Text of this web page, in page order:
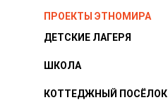
ПРОЕКТЫ ЭТНОМИРА
ДЕТСКИЕ ЛАГЕРЯ
ШКОЛА
КОТТЕДЖНЫЙ ПОСЁЛОК